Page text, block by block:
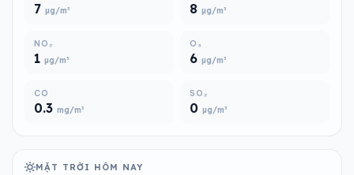
7 µg/m³ 8 µg/m³
NO₂
1 µg/m³
O₃
6 µg/m³
CO
0.3 mg/m³
SO₂
0 µg/m³
MẶT TRỜI HÔM NAY